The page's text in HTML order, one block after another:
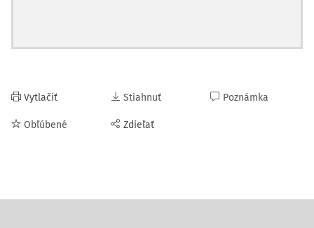
Vytlačiť
Obľúbené
Stiahnuť
Zdieľať
Poznámka